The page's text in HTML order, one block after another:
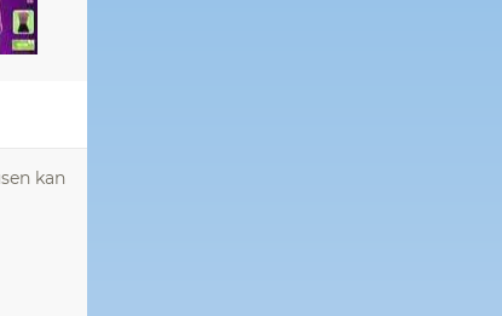
kan